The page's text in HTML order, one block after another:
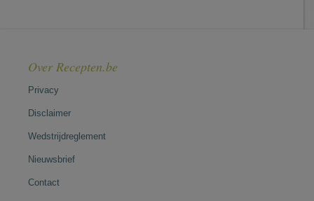
Over Recepten.be
Privacy
Disclaimer
Wedstrijdreglement
Nieuwsbrief
Contact